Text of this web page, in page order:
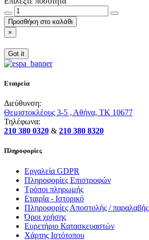
Προσθήκη στο καλάθι
×
Got it
Εταιρεία
Διεύθυνση:
Θεμιστοκλέους 3-5 , Αθήνα, ΤΚ 10677
Τηλέφωνα:
210 380 0320 & 210 380 8320
Πληροφορίες
Εργαλεία GDPR
Πληροφορίες Επιστροφών
Τρόποι πληρωμής
Εταιρία - Ιστορικό
Πληροφορίες Αποστολής / παραλαβής
Όροι χρήσης
Ευρετήριο Κατασκευαστών
Χάρτης Ιστότοπου